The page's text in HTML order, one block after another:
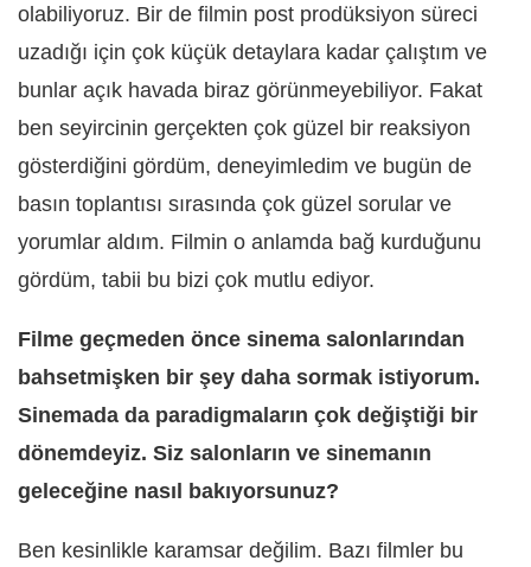
olabiliyoruz. Bir de filmin post prodüksiyon süreci
uzadığı için çok küçük detaylara kadar çalıştım ve
bunlar açık havada biraz görünmeyebiliyor. Fakat
ben seyircinin gerçekten çok güzel bir reaksiyon
gösterdiğini gördüm, deneyimledim ve bugün de
basın toplantısı sırasında çok güzel sorular ve
yorumlar aldım. Filmin o anlamda bağ kurduğunu
gördüm, tabii bu bizi çok mutlu ediyor.
Filme geçmeden önce sinema salonlarından
bahsetmişken bir şey daha sormak istiyorum.
Sinemada da paradigmaların çok değiştiği bir
dönemdeyiz. Siz salonların ve sinemanın
geleceğine nasıl bakıyorsunuz?
Ben kesinlikle karamsar değilim. Bazı filmler bu